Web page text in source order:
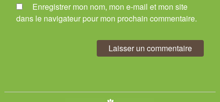
Enregistrer mon nom, mon e-mail et mon site
dans le navigateur pour mon prochain commentaire.